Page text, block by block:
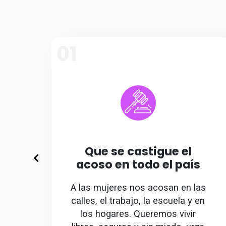
Que se castigue el
acoso en todo el país
A las mujeres nos acosan en las
calles, el trabajo, la escuela y en
los hogares. Queremos vivir